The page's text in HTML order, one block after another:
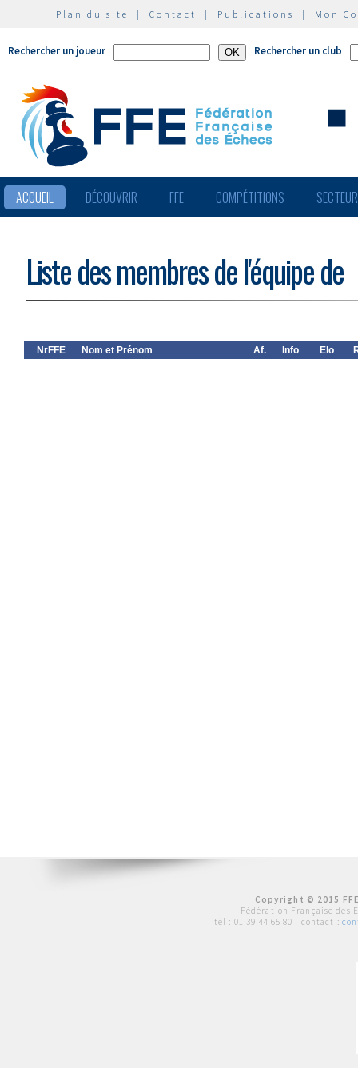
Plan du site | Contact | Publications | Mon
Rechercher un joueur Rechercher un club
ACCUEIL DÉCOUVRIR FFE COMPÉTITIONS
Liste des membres de l'équipe de
NrFFE Nom et Prénom Af. Info Elo
Copyright © 2015
Fédération Française des
tél : 01 39 44 65 80 | contact :